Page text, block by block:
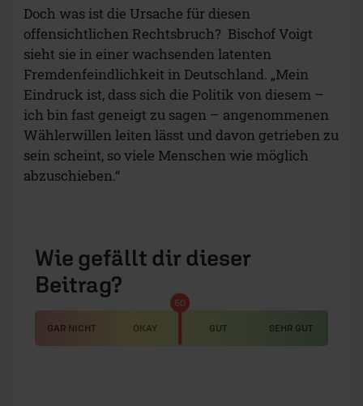
Doch was ist die Ursache für diesen
offensichtlichen Rechtsbruch? Bischof Voigt
sieht sie in einer wachsenden latenten
Fremdenfeindlichkeit in Deutschland. „Mein
Eindruck ist, dass sich die Politik von diesem –
ich bin fast geneigt zu sagen – angenommenen
Wählerwillen leiten lässt und davon getrieben zu
sein scheint, so viele Menschen wie möglich
abzuschieben.“
Wie gefällt dir dieser
Beitrag?
GAR NICHT OKAY GUT SEHR GUT
50